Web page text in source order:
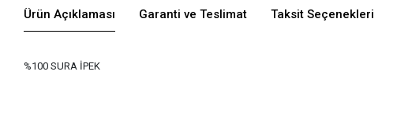
Ürün Açıklaması Garanti ve Teslimat Taksit Seçenekleri
%100 SURA İPEK